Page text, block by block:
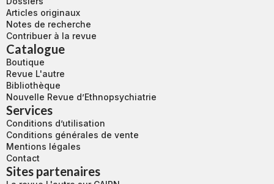
Articles originaux
Notes de recherche
Contribuer à la revue
Catalogue
Boutique
Revue L'autre
Bibliothèque
Nouvelle Revue d’Ethnopsychiatrie
Services
Conditions d’utilisation
Conditions générales de vente
Mentions légales
Contact
Sites partenaires